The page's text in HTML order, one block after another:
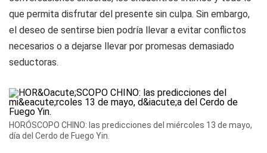
que permita disfrutar del presente sin culpa. Sin embargo,
el deseo de sentirse bien podría llevar a evitar conflictos
necesarios o a dejarse llevar por promesas demasiado
seductoras.
HORÓSCOPO CHINO: las predicciones del miércoles 13 de mayo,
día del Cerdo de Fuego Yin.